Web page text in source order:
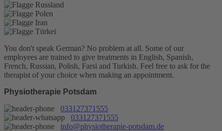
You don't speak German? No problem at all. Some of our
employees are trained to give treatments in English, Spanish,
French, Russian, Polish, Farsi and Turkish. Feel free to ask for the
therapist of your choice when making an appointment.
Physiotherapie Potsdam
033127371555
033127371555
info@physiotherapie-potsdam.de